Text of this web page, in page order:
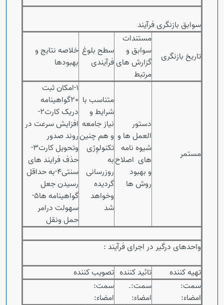
سوابق بازنگری فرآیند
تاریخ بازنگری
مستندات
سوابق و
گزارش های
مرتبط
سطح بلوغ
فرآیندی
خلاصه نتایج و
بهبودها
مستمر
دستور
العمل ها و
شیوه نامه
های اصلاح
و بهبود
روش ها
متناسب با
شرایط و
نیاز جامعه
و هم چنین
تکنولوِژی
به
روزرسانی
گردیده
وخواهد
شد
1-امکان ثبت
20گواهینامه
دریک کارت2-
افزایش سرعت در
روند صدور
وتحویل کارت3-
حذف فرایند های
سنتی4-به حداقل
رسیدن جعل
گواهینامه ها5-
سهولت درامر
حمل ونقل
واحدهای درگیر در اجرای فرآیند :
تهیه کننده
تائید کننده تصویب کننده
سمت:
امضاء:
سمت:.
امضاء:
سمت:
امضاء: